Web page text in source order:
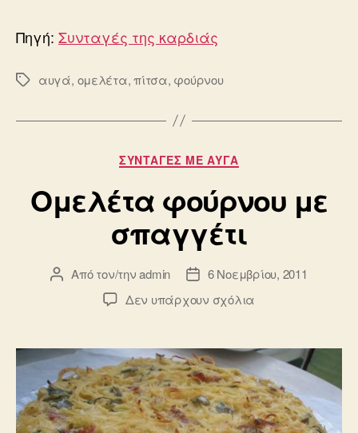
Πηγή: Συνταγές της καρδιάς
Ετικέτες
αυγά, ομελέτα,πίτσα, φούρνου
Κατηγορίες
ΣΥΝΤΑΓΈΣ ΜΕ ΑΥΓΆ
Ομελέτα φούρνου με
σπαγγέτι
Συντάκτης
Από τον/τηνadmin
Ημ.
δημοσίευσης
6 Νοεμβρίου, 2011
Δεν υπάρχουν σχόλια
με
σπαγγέτι